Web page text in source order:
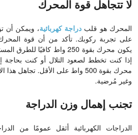
لا تتجاهل قوة المحرك
المحرك هو قلب دراجة كهربائية، ويمكن أن
على تجربة ركوبك. تأكد من أن قوة
يكون محرك بقوة 250 واط كافيًا
إذا كنت تخطط لصعود التلال أو كنت
محرك بقوة 500 واط على الأقل.
وغير مُرضية.
تجنب إهمال وزن الدراجة
الدراجات الكهربائية أثقل عمومًا من